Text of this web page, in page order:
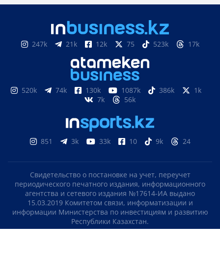
247k 21k 12k 75 523k 17k
520k 74k 130k 1087k 386k
1k
7k
56k
851 3k 33k 10 9k 24
Свидетельство о постановке на учет, переучет
периодического печатного издания, информационного
агентства и сетевого издания №17614-ИА выдано
15.03.2019 Комитетом связи, информатизации и
информации Министерства по инвестициям и развитию
Республики Казахстан.